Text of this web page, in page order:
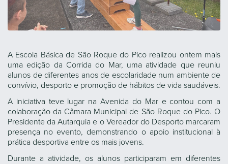
A Escola Básica de São Roque do Pico realizou ontem mais
uma edição da Corrida do Mar, uma atividade que reuniu
alunos de diferentes anos de escolaridade num ambiente de
convívio, desporto e promoção de hábitos de vida saudáveis.
A iniciativa teve lugar na Avenida do Mar e contou com a
colaboração da Câmara Municipal de São Roque do Pico. O
Presidente da Autarquia e o Vereador do Desporto marcaram
presença no evento, demonstrando o apoio institucional à
prática desportiva entre os mais jovens.
Durante a atividade, os alunos participaram em diferentes